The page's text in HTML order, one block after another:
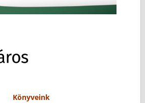
Könyveink